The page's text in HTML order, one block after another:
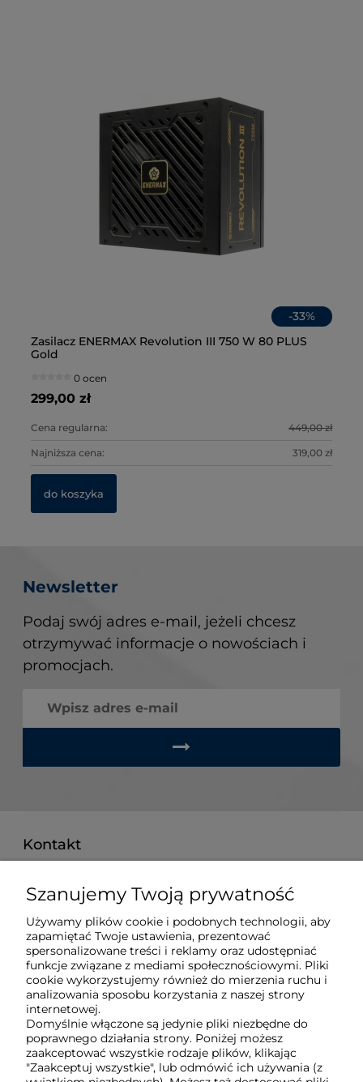
-33%
Zasilacz ENERMAX Revolution III 750 W 80 PLUS
Gold
0 ocen
299,00 zł
Cena regularna: 449,00 zł
Najniższa cena: 319,00 zł
do koszyka
Newsletter
Podaj swój adres e-mail, jeżeli chcesz
otrzymywać informacje o nowościach i
promocjach.
Kontakt
515 008 757
techberg@techberg.pl
ul. Święty Marcin 29/8
61-806 Poznań
O nas
Szanujemy Twoją prywatność
Używamy plików cookie i podobnych technologii, aby
zapamiętać Twoje ustawienia, prezentować
spersonalizowane treści i reklamy oraz udostępniać
funkcje związane z mediami społecznościowymi. Pliki
cookie wykorzystujemy również do mierzenia ruchu i
analizowania sposobu korzystania z naszej strony
internetowej.
Domyślnie włączone są jedynie pliki niezbędne do
poprawnego działania strony. Poniżej możesz
zaakceptować wszystkie rodzaje plików, klikając
"Zaakceptuj wszystkie", lub odmówić ich używania (z